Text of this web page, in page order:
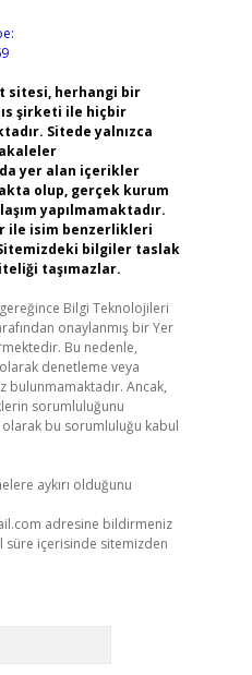
sitesi, herhangi bir
şirketi ile hiçbir
Sitede yalnızca
yer alan içerikler
olup, gerçek kurum
yapılmamaktadır.
ile isim benzerlikleri
bilgiler taslak
taşımazlar.
gereğince Bilgi Teknolojileri
onaylanmış bir Yer
Bu nedenle,
denetleme veya
bulunmamaktadır. Ancak,
sorumluluğunu
bu sorumluluğu kabul
aykırı olduğunu
adresine bildirmeniz
süre içerisinde sitemizden